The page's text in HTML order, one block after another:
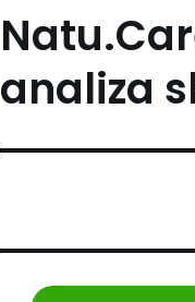
analiza